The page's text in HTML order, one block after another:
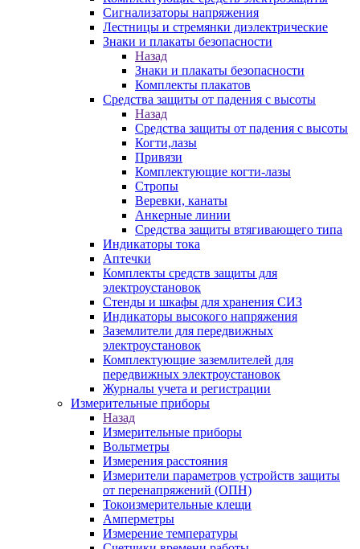
Сигнализаторы напряжения
Лестницы и стремянки диэлектрические
Знаки и плакаты безопасности
Назад
Знаки и плакаты безопасности
Комплекты плакатов
Средства защиты от падения с высоты
Назад
Средства защиты от падения с высоты
Когти,лазы
Привязи
Комплектующие когти-лазы
Стропы
Веревки, канаты
Анкерные линии
Средства защиты втягивающего типа
Индикаторы тока
Аптечки
Комплекты средств защиты для
электроустановок
Стенды и шкафы для хранения СИЗ
Индикаторы высокого напряжения
Заземлители для передвижных
электроустановок
Комплектующие заземлителей для
передвижных электроустановок
Журналы учета и регистрации
Измерительные приборы
Назад
Измерительные приборы
Вольтметры
Измерения расстояния
Измерители параметров устройств защиты
от перенапряжений (ОПН)
Токоизмерительные клещи
Амперметры
Измерение температуры